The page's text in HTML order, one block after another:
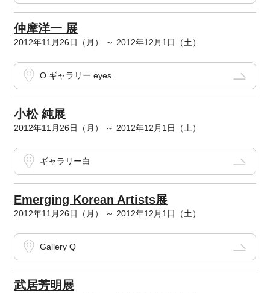
仲摩洋一 展
2012年11月26日（月） ～ 2012年12月1日（土）
O ギャラリー eyes
小松 純展
2012年11月26日（月） ～ 2012年12月1日（土）
ギャラリー白
Emerging Korean Artists展
2012年11月26日（月） ～ 2012年12月1日（土）
Gallery Q
武居芳明展